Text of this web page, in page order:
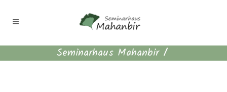
Seminarhaus Mahanbir/